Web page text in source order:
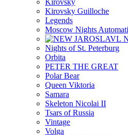
Kirovsky
Kirovsky Guilloche
Legends
Moscow Nights
Nights of St. Peterburg
Orbita
PETER THE GREAT
Polar Bear
Queen Viktoria
Samara
Skeleton Nicolai II
Tsars of Russia
Vintage
Volga